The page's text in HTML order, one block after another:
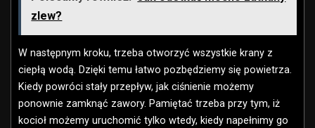
zlew?
W następnym kroku, trzeba otworzyć wszystkie krany z
ciepłą wodą. Dzięki temu łatwo pozbędziemy się powietrza.
Kiedy powróci stały przepływ, jak ciśnienie możemy
ponownie zamknąć zawory. Pamiętać trzeba przy tym, iż
kocioł możemy uruchomić tylko wtedy, kiedy napełnimy go